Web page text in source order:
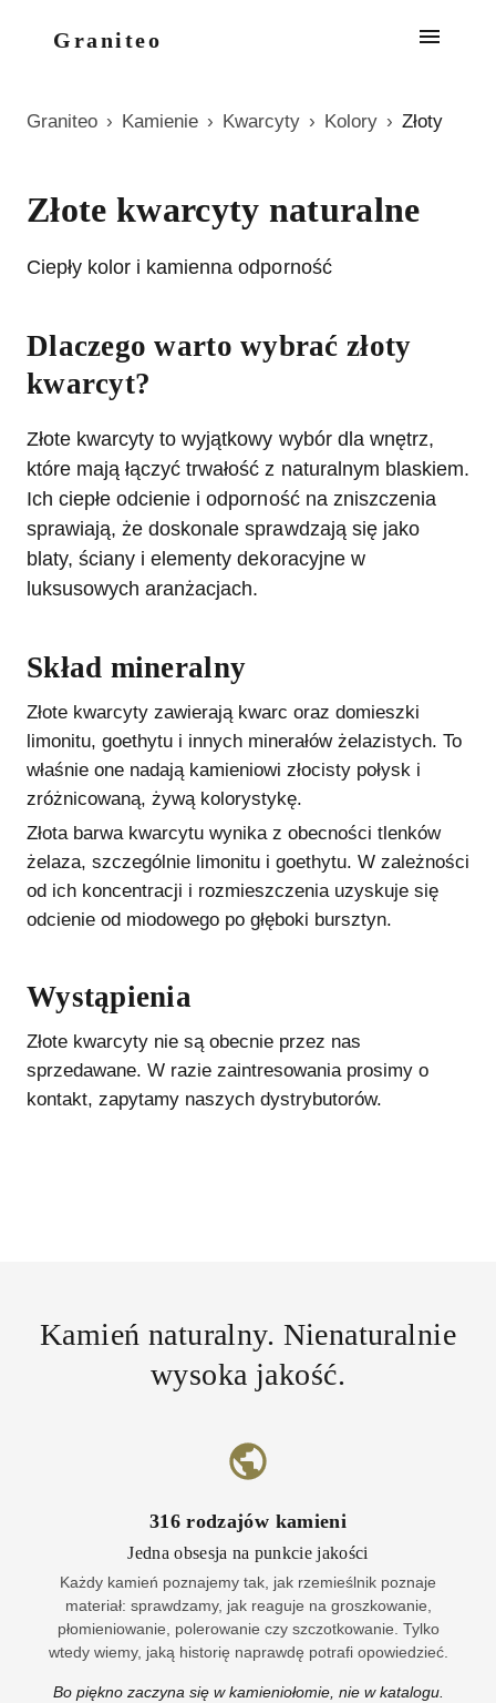
Graniteo
Graniteo › Kamienie › Kwarcyty › Kolory › Złoty
Złote kwarcyty naturalne
Ciepły kolor i kamienna odporność
Dlaczego warto wybrać złoty
kwarcyt?
Złote kwarcyty to wyjątkowy wybór dla wnętrz,
które mają łączyć trwałość z naturalnym blaskiem.
Ich ciepłe odcienie i odporność na zniszczenia
sprawiają, że doskonale sprawdzają się jako
blaty, ściany i elementy dekoracyjne w
luksusowych aranżacjach.
Skład mineralny
Złote kwarcyty zawierają kwarc oraz domieszki
limonitu, goethytu i innych minerałów żelazistych. To
właśnie one nadają kamieniowi złocisty połysk i
zróżnicowaną, żywą kolorystykę.
Złota barwa kwarcytu wynika z obecności tlenków
żelaza, szczególnie limonitu i goethytu. W zależności
od ich koncentracji i rozmieszczenia uzyskuje się
odcienie od miodowego po głęboki bursztyn.
Wystąpienia
Złote kwarcyty nie są obecnie przez nas
sprzedawane. W razie zaintresowania prosimy o
kontakt, zapytamy naszych dystrybutorów.
Kamień naturalny. Nienaturalnie
wysoka jakość.
316 rodzajów kamieni
Jedna obsesja na punkcie jakości
Każdy kamień poznajemy tak, jak rzemieślnik poznaje
materiał: sprawdzamy, jak reaguje na groszkowanie,
płomieniowanie, polerowanie czy szczotkowanie. Tylko
wtedy wiemy, jaką historię naprawdę potrafi opowiedzieć.
Bo piękno zaczyna się w kamieniołomie, nie w katalogu.